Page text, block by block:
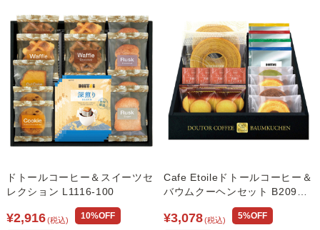
ドトールコーヒー＆スイーツセ
レクション L1116-100
¥2,916(税込) 10%OFF
Cafe Etoileドトールコーヒー＆
バウムクーヘンセット B2095-
¥3,078(税込) 5%OFF